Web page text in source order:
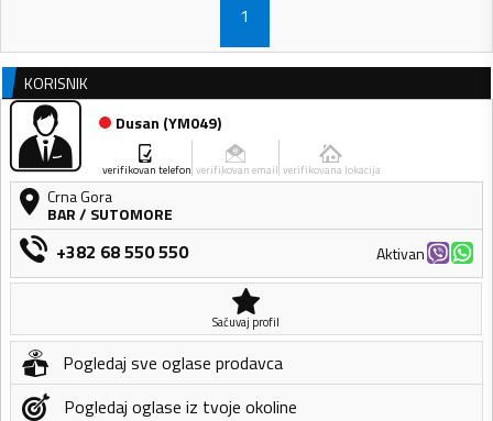
1
KORISNIK
Dusan (YM049)
verifikovan telefon verifikovan email verifikovana lokacija
Crna Gora
BAR/ SUTOMORE
+382 68 550 550 Aktivan
Sačuvaj profil
Pogledaj sve oglase prodavca
Pogledaj oglase iz tvoje okoline